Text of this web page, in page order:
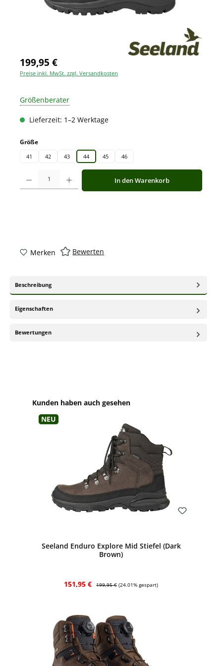
199,95 €
Preise inkl. MwSt. zzgl. Versandkosten
Größenberater
Lieferzeit: 1–2 Werktage
Größeauswählen
41 42 43 44 45 46
Produkt Anzahl: Gib den gewünschten Wert ein oder benutze die
In den Warenkorb
Merken Bewerten
Beschreibung
Eigenschaften
Bewertungen
Produktgalerie überspringen
Kunden haben auch gesehen
Neu
Seeland Enduro Explore Mid Stiefel (Dark
Brown)
Verkaufspreis:
151,95 € Regulärer Preis:
199,95 € (24.01% gespart)